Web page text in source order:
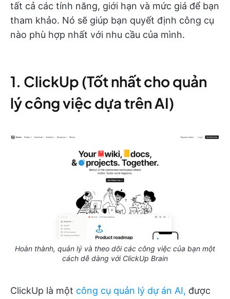
tất cả các tính năng, giới hạn và mức giá để bạn
tham khảo. Nó sẽ giúp bạn quyết định công cụ
nào phù hợp nhất với nhu cầu của mình.
1. ClickUp (Tốt nhất cho quản
lý công việc dựa trên AI)
Hoàn thành, quản lý và theo dõi các công việc của bạn một
cách dễ dàng với ClickUp Brain
ClickUp là một công cụ quản lý dự án AI, được